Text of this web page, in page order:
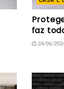
faz
24/06/